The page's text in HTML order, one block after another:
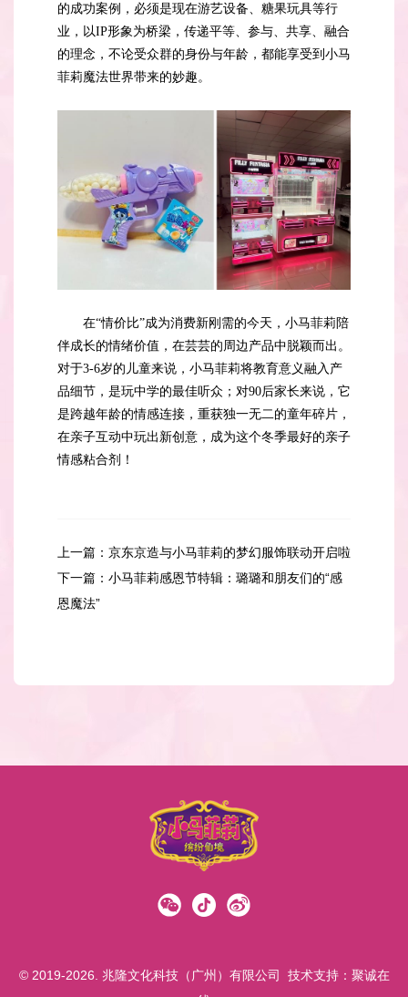
的成功案例，必须是现在游艺设备、糖果玩具等行
业，以IP形象为桥梁，传递平等、参与、共享、融合
的理念，不论受众群的身份与年龄，都能享受到小马
菲莉魔法世界带来的妙趣。
在“情价比”成为消费新刚需的今天，小马菲莉陪
伴成长的情绪价值，在芸芸的周边产品中脱颖而出。
对于3-6岁的儿童来说，小马菲莉将教育意义融入产
品细节，是玩中学的最佳听众；对90后家长来说，它
是跨越年龄的情感连接，重获独一无二的童年碎片，
在亲子互动中玩出新创意，成为这个冬季最好的亲子
情感粘合剂！
上一篇： 京东京造与小马菲莉的梦幻服饰联动开启啦
下一篇： 小马菲莉感恩节特辑：璐璐和朋友们的“感
恩魔法”
© 2019-2026. 兆隆文化科技（广州）有限公司 技术支持： 聚诚在